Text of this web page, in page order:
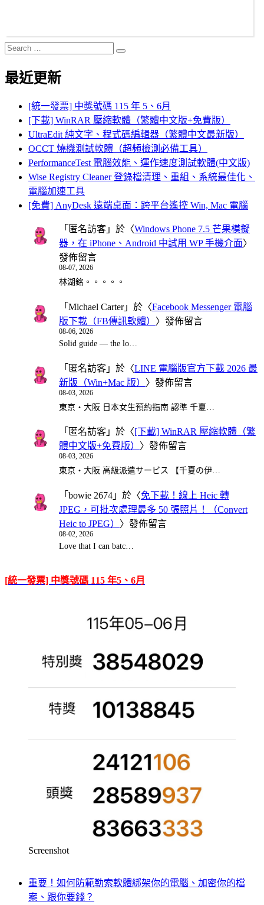
Search
for:
Search
最近更新
[統一發票] 中獎號碼 115 年 5、6月
[下載] WinRAR 壓縮軟體（繁體中文版+免費版）
UltraEdit 純文字、程式碼編輯器（繁體中文最新版）
OCCT 燒機測試軟體（超頻檢測必備工具）
PerformanceTest 電腦效能、運作速度測試軟體(中文版)
Wise Registry Cleaner 登錄檔清理、重組、系統最佳化、
電腦加速工具
[免費] AnyDesk 遠端桌面：跨平台遙控 Win, Mac 電腦
「 匿名訪客 」於〈Windows Phone 7.5 芒果模擬
器，在 iPhone、Android 中試用 WP 手機介面〉
發佈留言
08-07, 2026
林湖銘。。。。。
「 Michael Carter」於〈Facebook Messenger 電腦
版下載（FB傳訊軟體） 〉發佈留言
08-06, 2026
Solid guide — the lo…
「 匿名訪客 」於〈LINE 電腦版官方下載 2026 最
新版（Win+Mac 版） 〉發佈留言
08-03, 2026
東京・大阪 日本女生預約指南 認準 千夏…
「 匿名訪客 」於〈[下載] WinRAR 壓縮軟體（繁
體中文版+免費版） 〉發佈留言
08-03, 2026
東京・大阪 高級派遣サービス 【千夏の伊…
「 bowie 2674 」於〈免下載！線上 Heic 轉
JPEG，可批次處理最多 50 張照片！（Convert
Heic to JPEG） 〉發佈留言
08-02, 2026
Love that I can batc…
[統一發票] 中獎號碼 115 年5、6月
Screenshot
重要！如何防範勒索軟體綁架你的電腦、加密你的檔
案、跟你要錢？